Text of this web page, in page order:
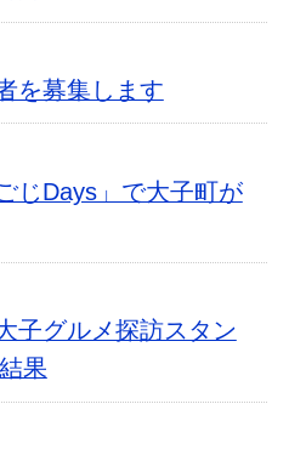
を募集します
じDays」で大子町が
子グルメ探訪スタン
果